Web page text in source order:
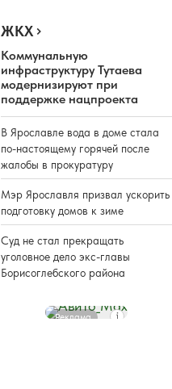
ЖКХ
Коммунальную
инфраструктуру Тутаева
модернизируют при
поддержке нацпроекта
В Ярославле вода в доме стала
по-настоящему горячей после
жалобы в прокуратуру
Мэр Ярославля призвал ускорить
подготовку домов к зиме
Суд не стал прекращать
уголовное дело экс-главы
Борисоглебского района
Реклама